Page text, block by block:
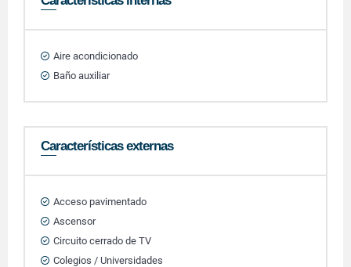
Aire acondicionado
Baño auxiliar
Características externas
Acceso pavimentado
Ascensor
Circuito cerrado de TV
Colegios / Universidades